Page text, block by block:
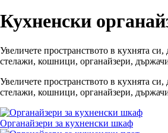
Кухненски
Увеличете пространството в кухнята
стелажи, кошници, органайзери,
Увеличете пространството в кухнята
стелажи, кошници, органайзери,
Органайзери за кухненски шкаф